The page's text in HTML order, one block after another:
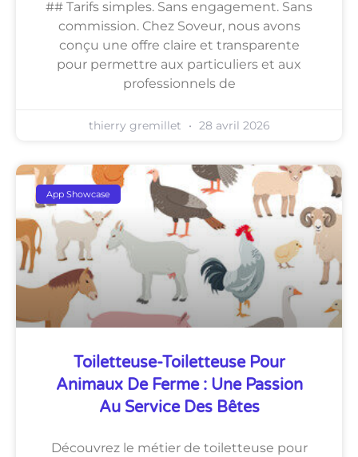
## Tarifs simples. Sans engagement. Sans
commission. Chez Soveur, nous avons
conçu une offre claire et transparente
pour permettre aux particuliers et aux
professionnels de
thierry gremillet 28 avril 2026
App Showcase
Toiletteuse-Toiletteuse Pour
Animaux De Ferme : Une Passion
Au Service Des Bêtes
Découvrez le métier de toiletteuse pour